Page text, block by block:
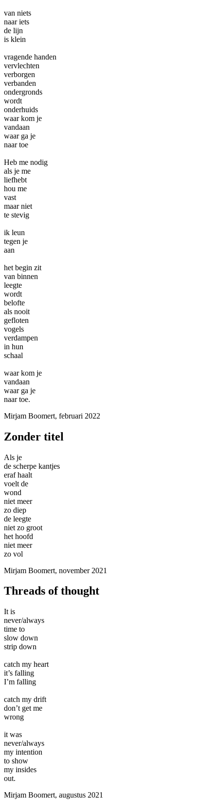
van niets
naar iets
de lijn
is klein
vragende handen
vervlechten
verborgen
verbanden
ondergronds
wordt
onderhuids
waar kom je
vandaan
waar ga je
naar toe
Heb me nodig
als je me
liefhebt
hou me
vast
maar niet
te stevig
ik leun
tegen je
aan
het begin zit
van binnen
leegte
wordt
belofte
als nooit
gefloten
vogels
verdampen
in hun
schaal
waar kom je
vandaan
waar ga je
naar toe.
Mirjam Boomert, februari 2022
Zonder titel
Als je
de scherpe kantjes
eraf haalt
voelt de
wond
niet meer
zo diep
de leegte
niet zo groot
het hoofd
niet meer
zo vol
Mirjam Boomert, november 2021
Threads of thought
It is
never/always
time to
slow down
strip down
catch my heart
it’s falling
I’m falling
catch my drift
don’t get me
wrong
it was
never/always
my intention
to show
my insides
out.
Mirjam Boomert, augustus 2021